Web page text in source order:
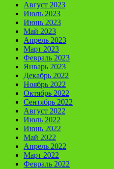
Август 2023
Июль 2023
Июнь 2023
Май 2023
Апрель 2023
Март 2023
Февраль 2023
Январь 2023
Декабрь 2022
Ноябрь 2022
Октябрь 2022
Сентябрь 2022
Август 2022
Июль 2022
Июнь 2022
Май 2022
Апрель 2022
Март 2022
Февраль 2022